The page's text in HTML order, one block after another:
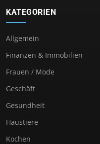
KATEGORIEN
Allgemein
Finanzen & Immobilien
Frauen / Mode
Geschäft
Gesundheit
Haustiere
Kochen